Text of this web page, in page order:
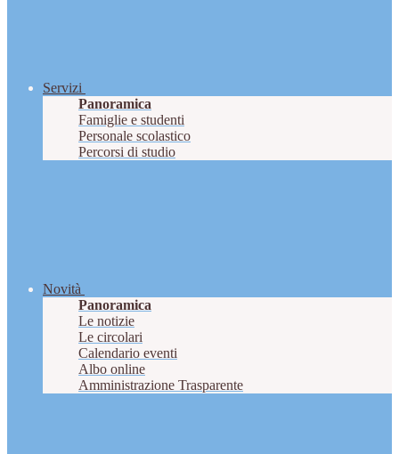
Servizi
Panoramica
Famiglie e studenti
Personale scolastico
Percorsi di studio
Novità
Panoramica
Le notizie
Le circolari
Calendario eventi
Albo online
Amministrazione Trasparente